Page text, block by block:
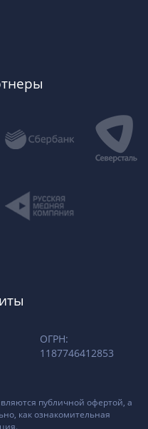
ОГРН:
1187746412853
публичной офертой, а
как ознакомительная